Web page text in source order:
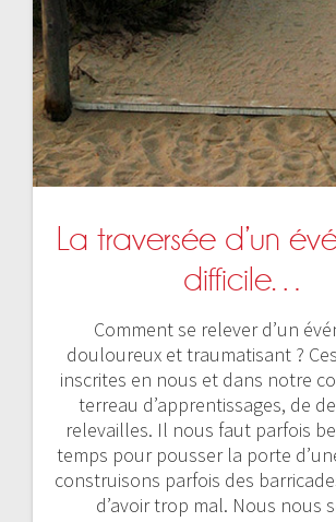
La traversée d’un
difficile…
Comment se relever d’un
douloureux et traumatisant ?
inscrites en nous et dans notre
terreau d’apprentissages, de
relevailles. Il nous faut parfois
temps pour pousser la porte
construisons parfois des
d’avoir trop mal. Nous nous